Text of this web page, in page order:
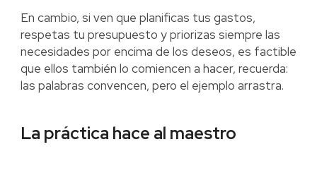
En cambio, si ven que planificas tus gastos,
respetas tu presupuesto y priorizas siempre las
necesidades por encima de los deseos, es factible
que ellos también lo comiencen a hacer, recuerda:
las palabras convencen, pero el ejemplo arrastra.
La práctica hace al maestro